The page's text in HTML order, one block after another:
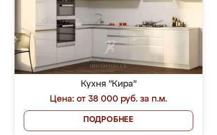
Кухня "Кира"
Цена: от 38 000 руб. за п.м.
ПОДРОБНЕЕ